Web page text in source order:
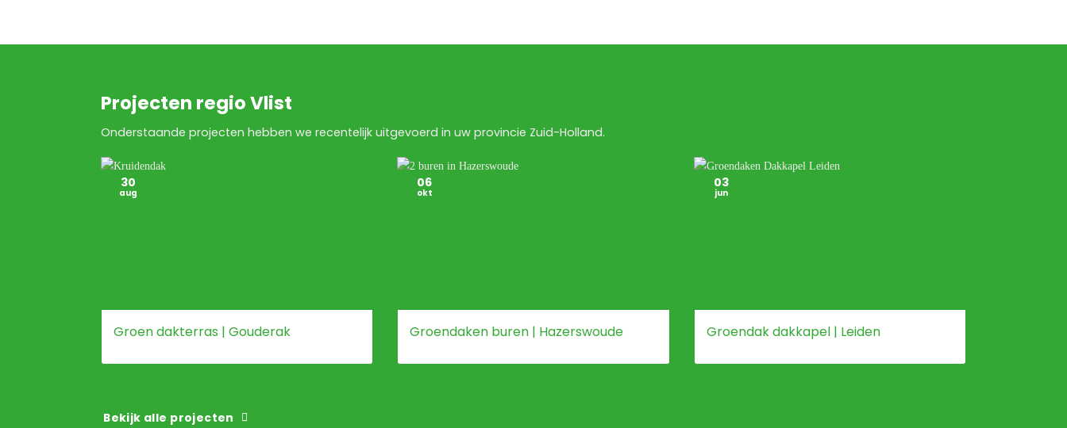
Projecten regio Vlist
Onderstaande projecten hebben we recentelijk uitgevoerd in uw provincie Zuid-Holland.
Groen dakterras | Gouderak
30
aug
Groendaken buren | Hazerswoude
06
okt
Groendak dakkapel | Leiden
03
jun
Bekijk alle projecten